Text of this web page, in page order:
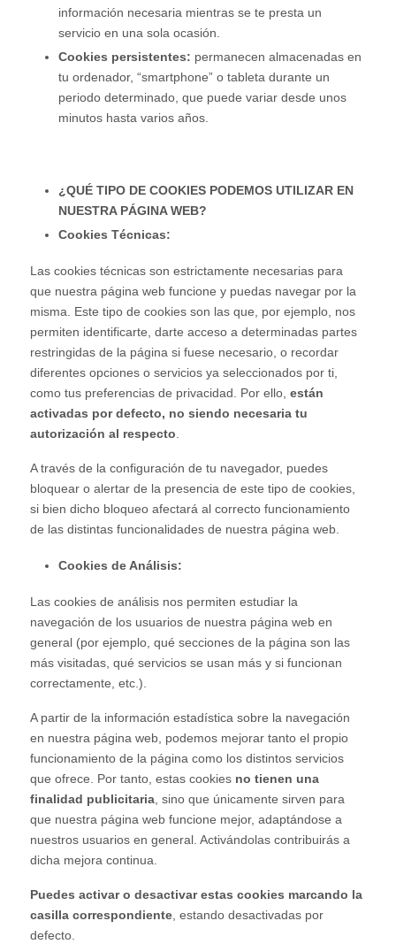
información necesaria mientras se te presta un
servicio en una sola ocasión.
Cookies persistentes: permanecen almacenadas en
tu ordenador, “smartphone” o tableta durante un
periodo determinado, que puede variar desde unos
minutos hasta varios años.
¿QUÉ TIPO DE COOKIES PODEMOS UTILIZAR EN
NUESTRA PÁGINA WEB?
Cookies Técnicas:
Las cookies técnicas son estrictamente necesarias para
que nuestra página web funcione y puedas navegar por la
misma. Este tipo de cookies son las que, por ejemplo, nos
permiten identificarte, darte acceso a determinadas partes
restringidas de la página si fuese necesario, o recordar
diferentes opciones o servicios ya seleccionados por ti,
como tus preferencias de privacidad. Por ello,están
activadas por defecto, no siendo necesaria tu
autorización al respecto
A través de la configuración de tu navegador, puedes
bloquear o alertar de la presencia de este tipo de cookies,
si bien dicho bloqueo afectará al correcto funcionamiento
de las distintas funcionalidades de nuestra página web.
Cookies de Análisis:
Las cookies de análisis nos permiten estudiar la
navegación de los usuarios de nuestra página web en
general (por ejemplo, qué secciones de la página son las
más visitadas, qué servicios se usan más y si funcionan
correctamente, etc.).
A partir de la información estadística sobre la navegación
en nuestra página web, podemos mejorar tanto el propio
funcionamiento de la página como los distintos servicios
que ofrece. Por tanto, estas cookies no tienen una
finalidad publicitaria , sino que únicamente sirven para
que nuestra página web funcione mejor, adaptándose a
nuestros usuarios en general. Activándolas contribuirás a
dicha mejora continua.
Puedes activar o desactivar estas cookies marcando la
casilla correspondiente , estando desactivadas por
defecto.